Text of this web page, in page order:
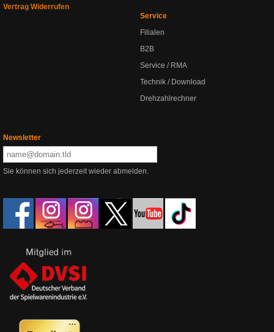
Vertrag Widerrufen
Service
Filialen
B2B
Service / RMA
Technik / Download
Drehzahlrechner
Newsletter
Sie können sich jederzeit wieder abmelden.